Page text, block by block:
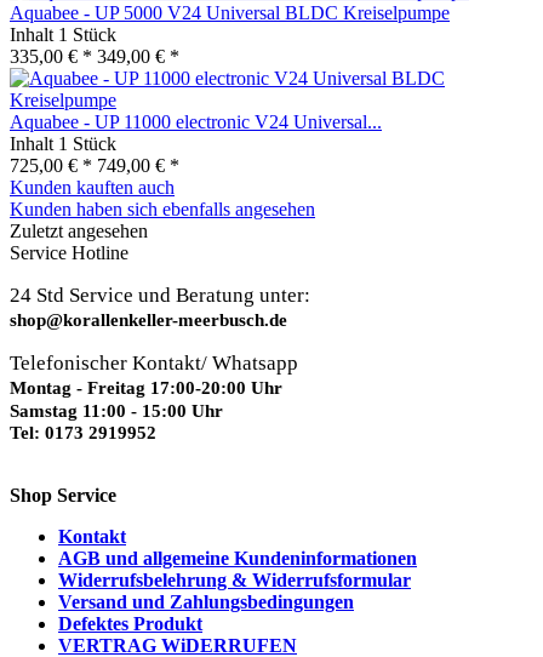
Aquabee - UP 5000 V24 Universal BLDC Kreiselpumpe
Inhalt 1 Stück
335,00 € * 349,00 € *
Aquabee - UP 11000 electronic V24 Universal...
Inhalt 1 Stück
725,00 € * 749,00 € *
Kunden kauften auch
Kunden haben sich ebenfalls angesehen
Zuletzt angesehen
Service Hotline
24 Std Service und Beratung unter:
shop@korallenkeller-meerbusch.de
Telefonischer Kontakt/ Whatsapp
Montag - Freitag 17:00-20:00 Uhr
Samstag 11:00 - 15:00 Uhr
Tel: 0173 2919952
Shop Service
Kontakt
AGB und allgemeine Kundeninformationen
Widerrufsbelehrung & Widerrufsformular
Versand und Zahlungsbedingungen
Defektes Produkt
VERTRAG WiDERRUFEN